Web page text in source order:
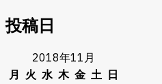
投稿日
2018年11月
月 火 水 木 金 土 日